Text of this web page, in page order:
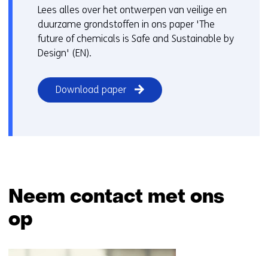
Lees alles over het ontwerpen van veilige en
duurzame grondstoffen in ons paper 'The
future of chemicals is Safe and Sustainable by
Design' (EN).
Download paper
Neem contact met ons
op